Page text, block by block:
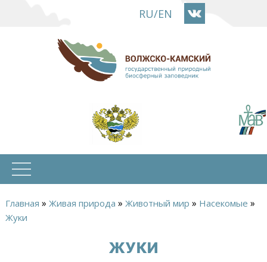
основному
содержанию
RU/EN
Главная » Живая природа » Животный мир » Насекомые »
Жуки
ЖУКИ